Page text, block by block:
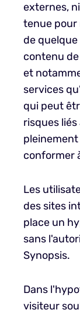
externes,
tenue pour
de
contenu
et
services
qui peut
risques
conformer
Les
des sites
place un
sans
Synopsis.
Dans
visiteur